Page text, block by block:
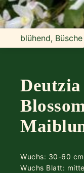
blühend, Büsche
Wuchs: 30-60
Wuchs Blatt: